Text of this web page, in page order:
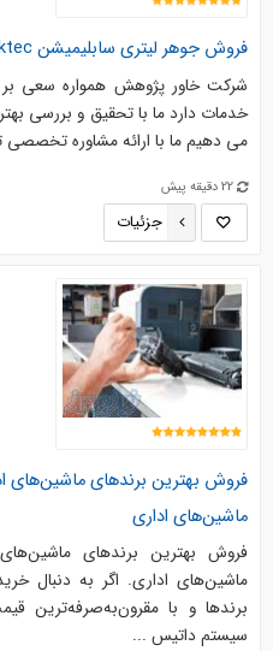
فروش جوهر لیتری سابلیمیشن inktec
شرکت خاور پژوهش همواره سعی بر
خدمات دارد ما با تحقیق و بررسی
می دهیم ما با ارائه مشاوره تخصصی
22 دقیقه پیش
جزئیات
فروش بهترین برندهای ماشین‌های
ماشین‌های اداری
فروش بهترین برندهای
ماشین‌های اداری. اگر به دنبال
برندها و با مقرون‌به‌صرفه‌ترین
سیستم داتیس ...